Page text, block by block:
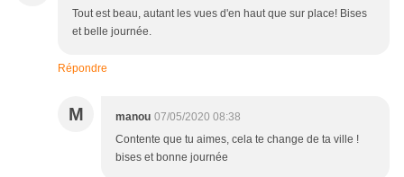
Tout est beau, autant les vues d'en haut que sur place! Bises
et belle journée.
Répondre
M manou 07/05/2020 08:38
Contente que tu aimes, cela te change de ta ville !
bises et bonne journée